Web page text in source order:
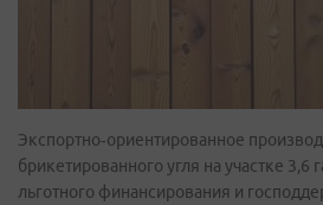
Экспортно‑ориентированное
брикетированного угля на участке 3,6
льготного финансирования и